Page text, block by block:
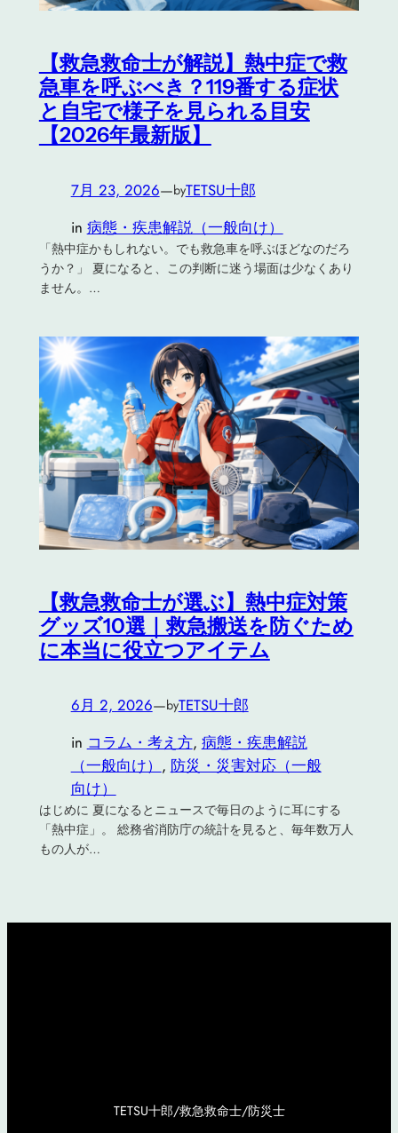
【救急救命士が解説】熱中症で救
急車を呼ぶべき？119番する症状
と自宅で様子を見られる目安
【2026年最新版】
7月 23, 2026—byTETSU十郎
in 病態・疾患解説（一般向け）
「熱中症かもしれない。でも救急車を呼ぶほどなのだろ
うか？」 夏になると、この判断に迷う場面は少なくあり
ません。…
【救急救命士が選ぶ】熱中症対策
グッズ10選｜救急搬送を防ぐため
に本当に役立つアイテム
6月 2, 2026—byTETSU十郎
in コラム・考え方, 病態・疾患解説
（一般向け） , 防災・災害対応（一般
向け）
はじめに 夏になるとニュースで毎日のように耳にする
「熱中症」。 総務省消防庁の統計を見ると、毎年数万人
もの人が…
TETSU十郎/救急救命士/防災士